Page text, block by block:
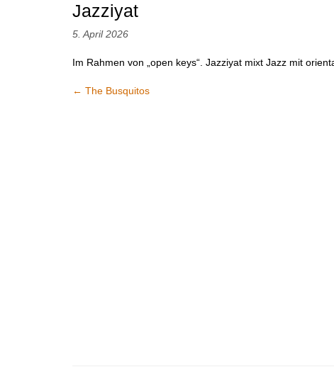
Jazziyat
5. April 2026
Im Rahmen von „open keys“. Jazziyat mixt Jazz mit
← The Busquitos